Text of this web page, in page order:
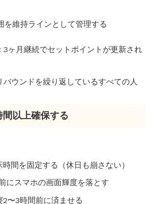
を維持ラインとして管理する
3ヶ月継続でセットポイントが更新され
バウンドを繰り返しているすべての人
以上確保する
間を固定する（休日も崩さない）
にスマホの画面輝度を落とす
2〜3時間前に済ませる